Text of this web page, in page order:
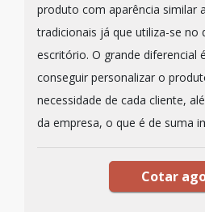
produto com aparência similar
tradicionais já que utiliza-se no
escritório. O grande diferencial
conseguir personalizar o
necessidade de cada cliente,
da empresa, o que é de suma
Cotar